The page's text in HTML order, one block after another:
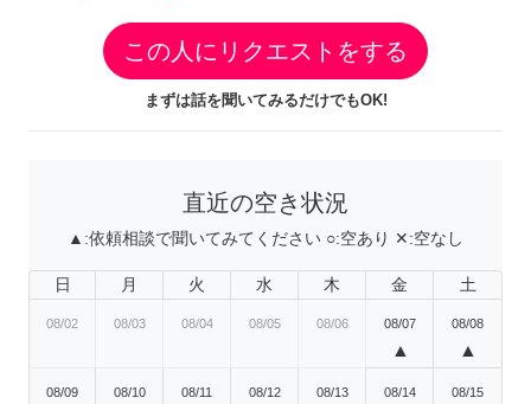
この人にリクエストをする
まずは話を聞いてみるだけでもOK!
直近の空き状況
▲:依頼相談で聞いてみてください ○:空あり ✕:空なし
日 月 火 水 木 金 土
08/02 08/03 08/04 08/05 08/06 08/07
▲
08/08
▲
08/09 08/10 08/11 08/12 08/13 08/14 08/15